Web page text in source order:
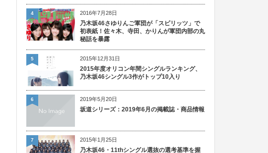
2016年7月28日
乃木坂46さゆりんご軍団が「スピリッツ」で
初表紙！佐々木、寺田、かりんが軍団内部の丸
秘話を暴露
4
2015年12月31日
2015年度オリコン年間シングルランキング、
乃木坂46シングル3作がトップ10入り
5
2019年5月20日
坂道シリーズ：2019年6月の掲載誌・商品情報
6
2015年1月25日
乃木坂46・11thシングル選抜の選考基準を握
7